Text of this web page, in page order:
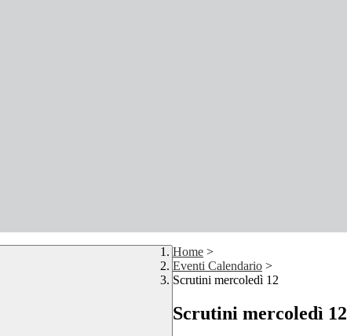
Home >
Eventi Calendario >
Scrutini mercoledì 12
Scrutini mercoledì 12